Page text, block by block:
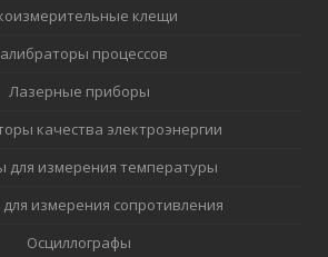
клещи
процессов
Лазерные приборы
качества электроэнергии
для измерения температуры
измерения сопротивления
Осциллографы